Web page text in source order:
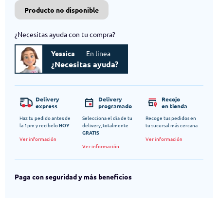
Producto no disponible
¿Necesitas ayuda con tu compra?
Yessica En linea
¿Necesitas ayuda?
Delivery
express
Haz tu pedido antes de
la 1pm y recibeloHOY
Ver información
Delivery
programado
Selecciona el dia de tu
delivery, totalmente
GRATIS
Ver información
Recojo
en tienda
Recoge tus pedidos en
tu sucursal más cercana
Ver información
Paga con seguridad y más beneficios